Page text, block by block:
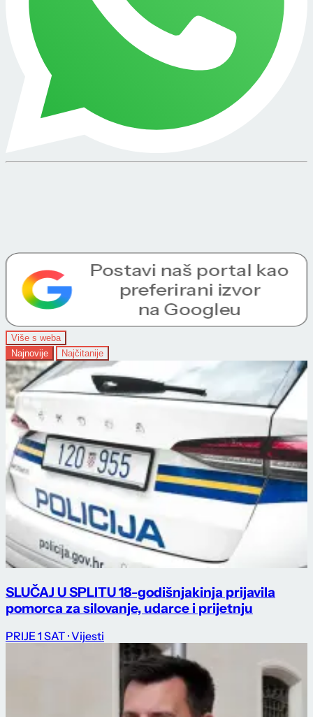
Više s weba
Najnovije
Najčitanije
SLUČAJ U SPLITU 18-godišnjakinja prijavila
pomorca za silovanje, udarce i prijetnju
PRIJE 1 SAT · Vijesti